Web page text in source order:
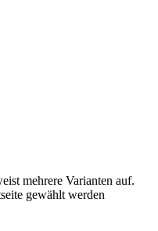
mehrere Varianten auf.
gewählt werden